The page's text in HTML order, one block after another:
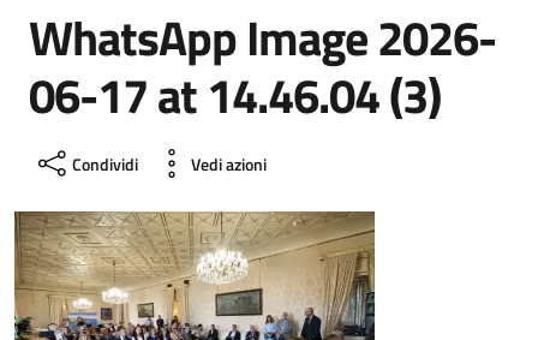
WhatsApp Image 2026-
06-17 at 14.46.04 (3)
Condividi Vedi azioni